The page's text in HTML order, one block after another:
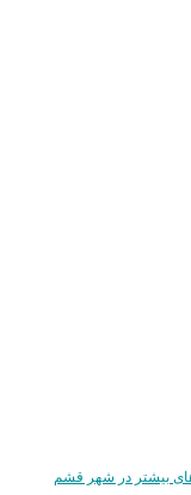
بیشتر در شهر قشم